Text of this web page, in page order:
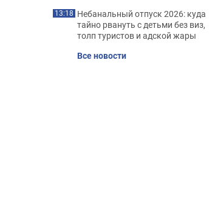
13:18 Небанальный отпуск 2026: куда
тайно рвануть с детьми без виз,
толп туристов и адской жары
Все новости